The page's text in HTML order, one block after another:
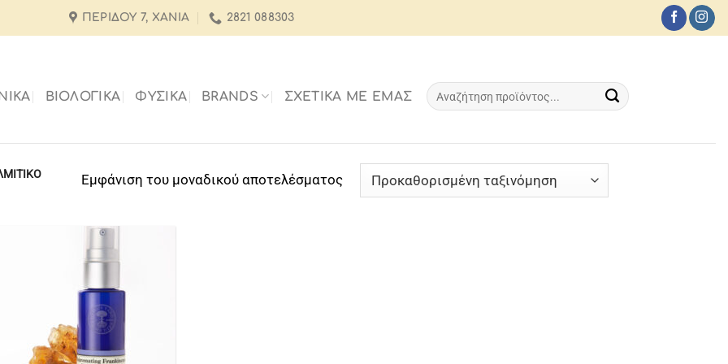
ΠΕΡΊΔΟΥ 7, ΧΑΝΙΆ 2821 088303
ΒΙΟΛΟΓΙΚΑ ΦΥΣΙΚΑ BRANDS ΣΧΕΤΙΚΆ ΜΕ ΕΜΆΣ
Αναζήτηση
για:
Εμφάνιση του μοναδικού αποτελέσματος